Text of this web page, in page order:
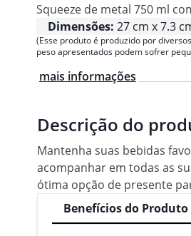
Squeeze de metal 750 ml
Dimensões: 27 cm x 7.3
(Esse produto é produzido por
peso apresentados podem sofrer
mais informações
Descrição do
Mantenha suas bebidas
acompanhar em todas as
ótima opção de presente
Benefícios do Produto